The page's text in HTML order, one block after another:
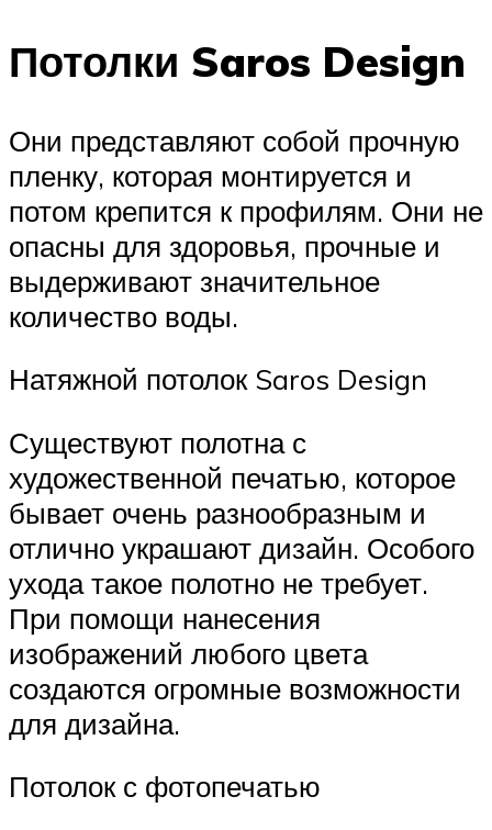
Потолки Saros Design
Они представляют собой прочную
пленку, которая монтируется и
потом крепится к профилям. Они не
опасны для здоровья, прочные и
выдерживают значительное
количество воды.
Натяжной потолок Saros Design
Существуют полотна с
художественной печатью, которое
бывает очень разнообразным и
отлично украшают дизайн. Особого
ухода такое полотно не требует.
При помощи нанесения
изображений любого цвета
создаются огромные возможности
для дизайна.
Потолок с фотопечатью